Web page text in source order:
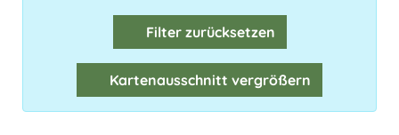
Filter zurücksetzen
Kartenausschnitt vergrößern